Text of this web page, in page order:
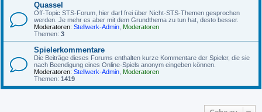
Quassel
Off-Topic STS-Forum, hier darf frei über Nicht-STS-Themen gesprochen
werden. Je mehr es aber mit dem Grundthema zu tun hat, desto besser.
Moderatoren: Stellwerk-Admin Moderatoren
Themen: 3
Spielerkommentare
Die Beiträge dieses Forums enthalten kurze Kommentare der Spieler, die sie
nach Beendigung eines Online-Spiels anonym eingeben können.
Moderatoren: Stellwerk-Admin Moderatoren
Themen: 1419